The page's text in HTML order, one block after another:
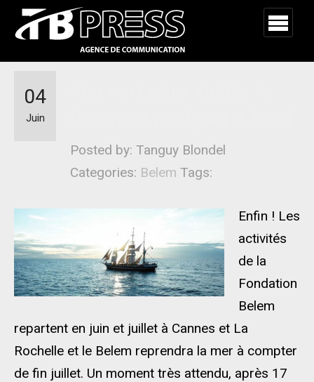
Posted by: Tanguy Blondel
Categories: Belem Tags:
04
Juin
Enfin ! Les
activités
de la
Fondation
Belem
repartent en juin et juillet à Cannes et La
Rochelle et le Belem reprendra la mer à compter
de fin juillet. Un moment très attendu, après 17